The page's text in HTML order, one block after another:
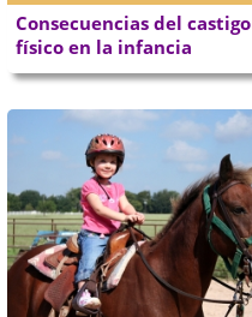
Consecuencias del castigo
físico en la infancia